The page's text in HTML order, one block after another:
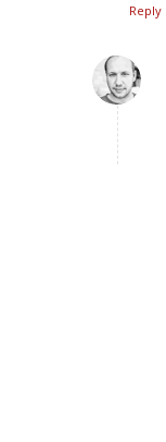
Reply